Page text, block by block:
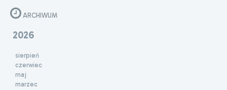
ARCHIWUM
2026
sierpień
czerwiec
maj
marzec